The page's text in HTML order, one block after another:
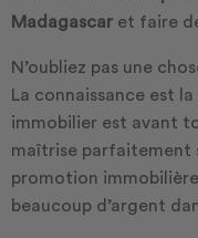
Madagascar et faire
N’oubliez pas une
La connaissance est
immobilier est avant
maîtrise parfaitement
promotion
beaucoup d’argent